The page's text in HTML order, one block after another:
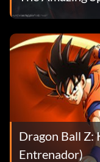
Dragon Ball Z:
Entrenador)